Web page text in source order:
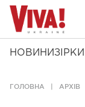
НОВИНИ ЗІРКИ
ГОЛОВНА АРХІВ